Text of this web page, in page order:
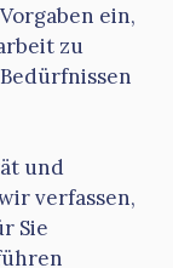
ein,
zu
und
verfassen,
Sie